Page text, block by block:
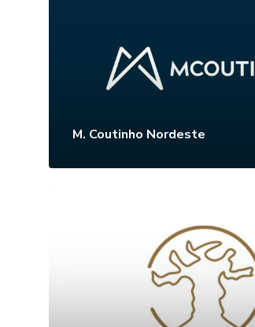
M. Coutinho Nordeste